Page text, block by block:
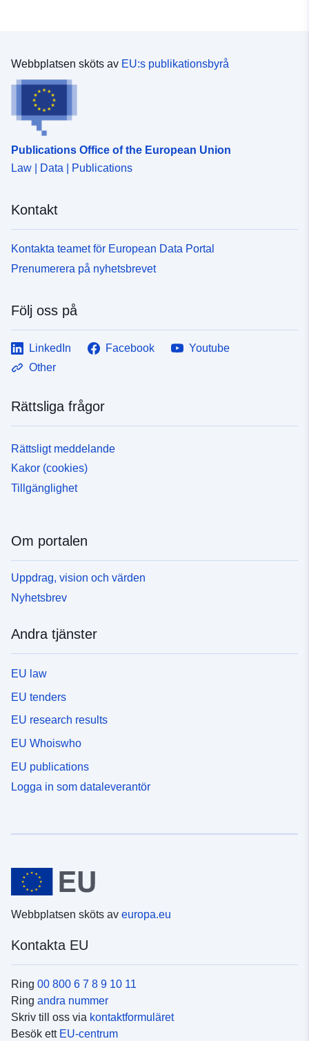
Webbplatsen sköts av EU:s publikationsbyrå
Publications Office of the European Union
Law | Data | Publications
Kontakt
Kontakta teamet för European Data Portal
Prenumerera på nyhetsbrevet
Följ oss på
LinkedIn Facebook
Youtube
Other
Rättsliga frågor
Rättsligt meddelande
Kakor (cookies)
Tillgänglighet
Om portalen
Uppdrag, vision och värden
Nyhetsbrev
Andra tjänster
EU law
EU tenders
EU research results
EU Whoiswho
EU publications
Logga in som dataleverantör
Webbplatsen sköts av europa.eu
Kontakta EU
Ring 00 800 6 7 8 9 10 11
Ring andra nummer
Skriv till oss via kontaktformuläret
Besök ett EU-centrum